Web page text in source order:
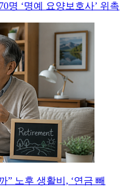
명 ‘명예 요양보호사’ 위촉
” 노후 생활비, ‘연금 빼